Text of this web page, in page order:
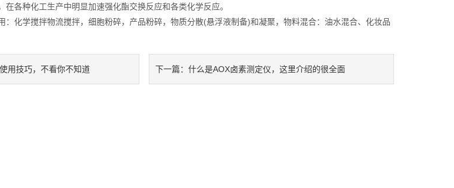
各种化工生产中明显加速强化酯交换反应和各类化学反应。
化学搅拌物流搅拌，细胞粉碎，产品粉碎，物质分散(悬浮液制备)和凝聚，物料混合：油水混合、化妆品
用技巧，不看你不知道 下一篇： 什么是AOX卤素测定仪，这里介绍的很全面